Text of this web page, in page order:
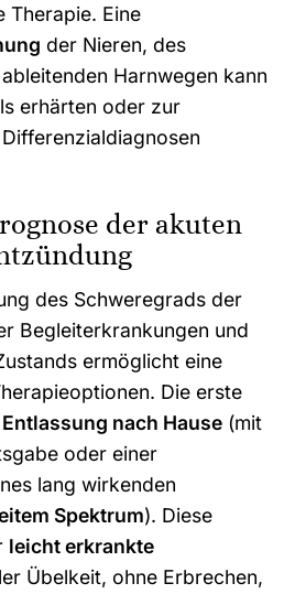
Therapie. Eine
der Nieren, des
Harnwegen kann
erhärten oder zur
der akuten
des Schweregrads der
Begleiterkrankungen und
ermöglicht eine
Die erste
Entlassung nach Hause (mit
oder einer
lang wirkenden
Spektrum). Diese
leicht erkrankte
Übelkeit, ohne Erbrechen,